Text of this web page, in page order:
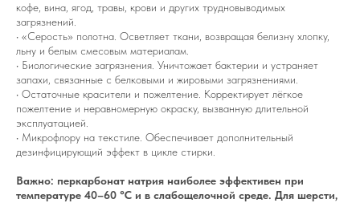
кофе, вина, ягод, травы, крови и других трудновыводимых
загрязнений.
• «Серость» полотна. Осветляет ткани, возвращая белизну хлопку,
льну и белым смесовым материалам.
• Биологические загрязнения. Уничтожает бактерии и устраняет
запахи, связанные с белковыми и жировыми загрязнениями.
• Остаточные красители и пожелтение. Корректирует лёгкое
пожелтение и неравномерную окраску, вызванную длительной
эксплуатацией.
• Микрофлору на текстиле. Обеспечивает дополнительный
дезинфицирующий эффект в цикле стирки.
Важно: перкарбонат натрия наиболее эффективен при
температуре 40–60 °C и в слабощелочной среде. Для шерсти,